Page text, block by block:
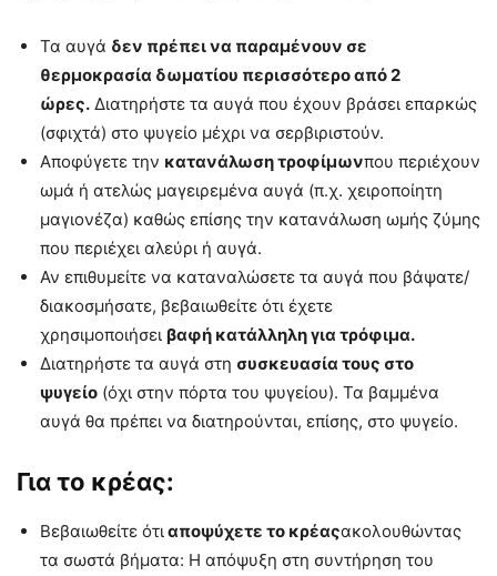
Τα αυγά δεν πρέπει να παραμένουν σε
θερμοκρασία δωματίου περισσότερο από 2
ώρες. Διατηρήστε τα αυγά που έχουν βράσει επαρκώς
(σφιχτά) στο ψυγείο μέχρι να σερβιριστούν.
Αποφύγετε την κατανάλωση τροφίμωνπου περιέχουν
ωμά ή ατελώς μαγειρεμένα αυγά (π.χ. χειροποίητη
μαγιονέζα) καθώς επίσης την κατανάλωση ωμής ζύμης
που περιέχει αλεύρι ή αυγά.
Αν επιθυμείτε να καταναλώσετε τα αυγά που βάψατε/
διακοσμήσατε, βεβαιωθείτε ότι έχετε
χρησιμοποιήσει βαφή κατάλληλη για τρόφιμα.
Διατηρήστε τα αυγά στη συσκευασία τους στο
ψυγείο (όχι στην πόρτα του ψυγείου). Τα βαμμένα
αυγά θα πρέπει να διατηρούνται, επίσης, στο ψυγείο.
Για το κρέας:
Βεβαιωθείτε ότιαποψύχετε το κρέαςακολουθώντας
τα σωστά βήματα: Η απόψυξη στη συντήρηση του